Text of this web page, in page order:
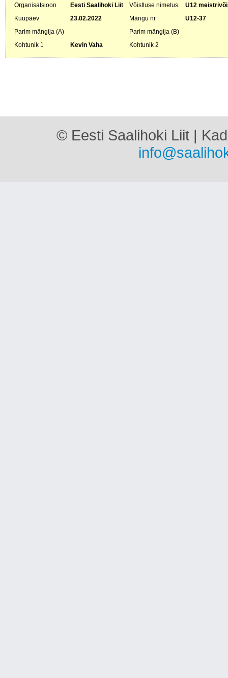
Organisatsioon Eesti Saalihoki Liit Võistluse nimetus
U12
Kuupäev
23.02.2022 Mängu nr
U12-37
Parim mängija (A)
Parim mängija (B)
Kohtunik 1
Kevin Vaha Kohtunik 2
© Eesti Saalihoki Liit |